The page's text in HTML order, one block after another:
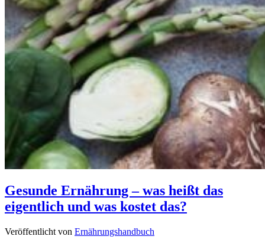
Gesunde Ernährung – was heißt das
eigentlich und was kostet das?
Veröffentlicht von Ernährungshandbuch